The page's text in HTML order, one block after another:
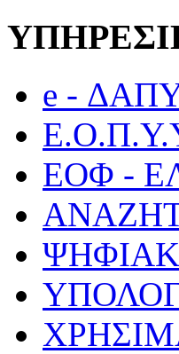
e -
ΕΟΦ -